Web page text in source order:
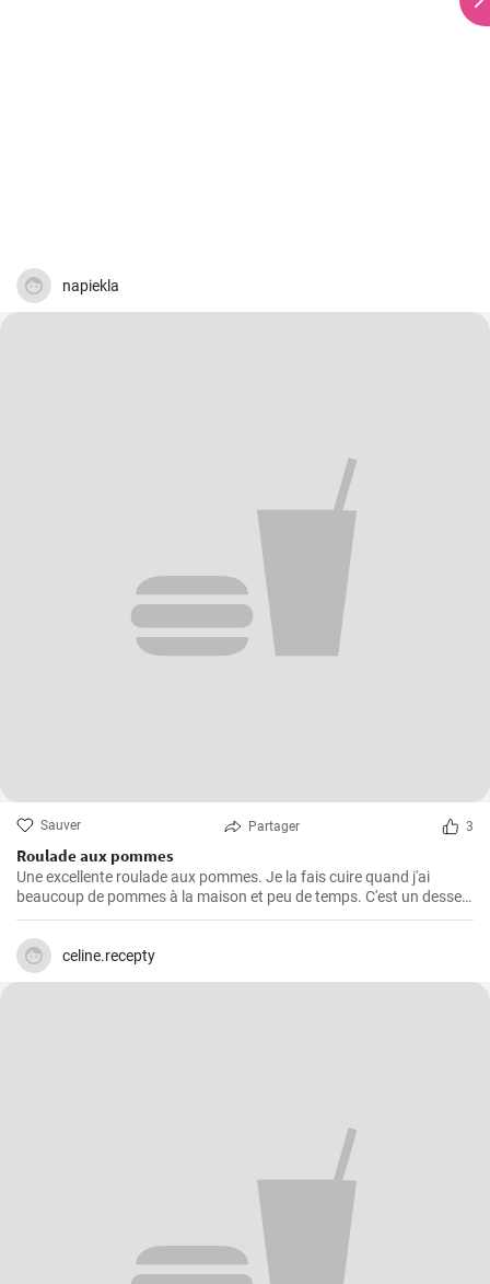
napiekla
Sauver Partager 3
Roulade aux pommes
Une excellente roulade aux pommes. Je la fais cuire quand j'ai
beaucoup de pommes à la maison et peu de temps. C'est un dessert
rapide et facile qui plait toujours.
celine.recepty